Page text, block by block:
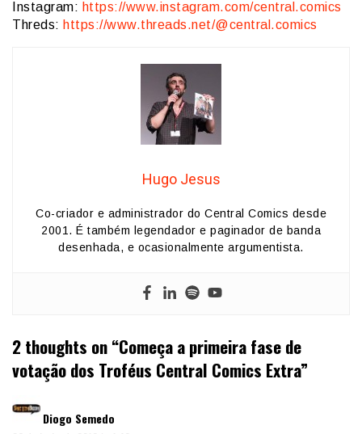
Instagram: https://www.instagram.com/central.comics
Threds: https://www.threads.net/@central.comics
Hugo Jesus
Co-criador e administrador do Central Comics desde
2001. É também legendador e paginador de banda
desenhada, e ocasionalmente argumentista.
2 thoughts on “Começa a primeira fase de
votação dos Troféus Central Comics Extra”
Diogo Semedo